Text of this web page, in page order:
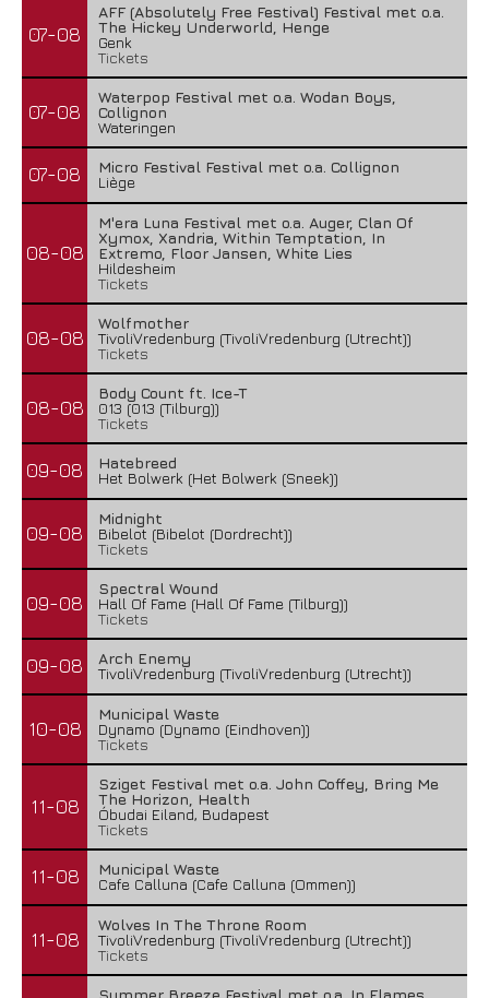
07-08
AFF (Absolutely Free Festival) Festival met o.a.
The Hickey Underworld, Henge
Genk
Tickets
07-08
Waterpop Festival met o.a. Wodan Boys,
Collignon
Wateringen
07-08
Micro Festival Festival met o.a. Collignon
Liège
08-08
M'era Luna Festival met o.a. Auger, Clan Of
Xymox, Xandria, Within Temptation, In
Extremo, Floor Jansen, White Lies
Hildesheim
Tickets
08-08
Wolfmother
TivoliVredenburg (TivoliVredenburg (Utrecht))
Tickets
08-08
Body Count ft. Ice-T
013 (013 (Tilburg))
Tickets
09-08
Hatebreed
Het Bolwerk (Het Bolwerk (Sneek))
09-08
Midnight
Bibelot (Bibelot (Dordrecht))
Tickets
09-08
Spectral Wound
Hall Of Fame (Hall Of Fame (Tilburg))
Tickets
09-08
Arch Enemy
TivoliVredenburg (TivoliVredenburg (Utrecht))
10-08
Municipal Waste
Dynamo (Dynamo (Eindhoven))
Tickets
11-08
Sziget Festival met o.a. John Coffey, Bring Me
The Horizon, Health
Óbudai Eiland, Budapest
Tickets
11-08
Municipal Waste
Cafe Calluna (Cafe Calluna (Ommen))
11-08
Wolves In The Throne Room
TivoliVredenburg (TivoliVredenburg (Utrecht))
Tickets
Summer Breeze Festival met o.a. In Flames,